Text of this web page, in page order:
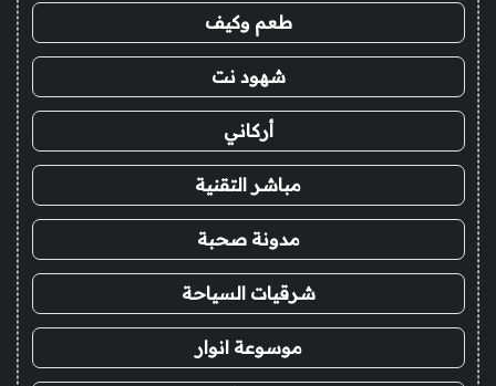
طعم وكيف
شهود نت
أركاني
مباشر التقنية
مدونة صحبة
شرقيات السياحة
موسوعة انوار